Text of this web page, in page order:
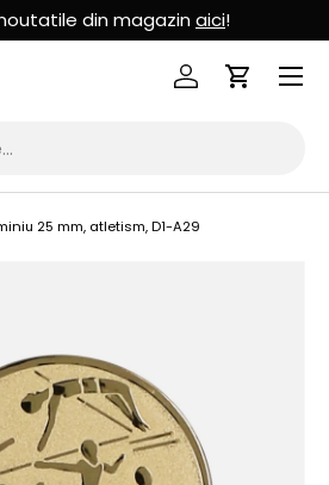
din magazin aici!
Logheaza-te
Cos de
25 mm, atletism, D1-A29